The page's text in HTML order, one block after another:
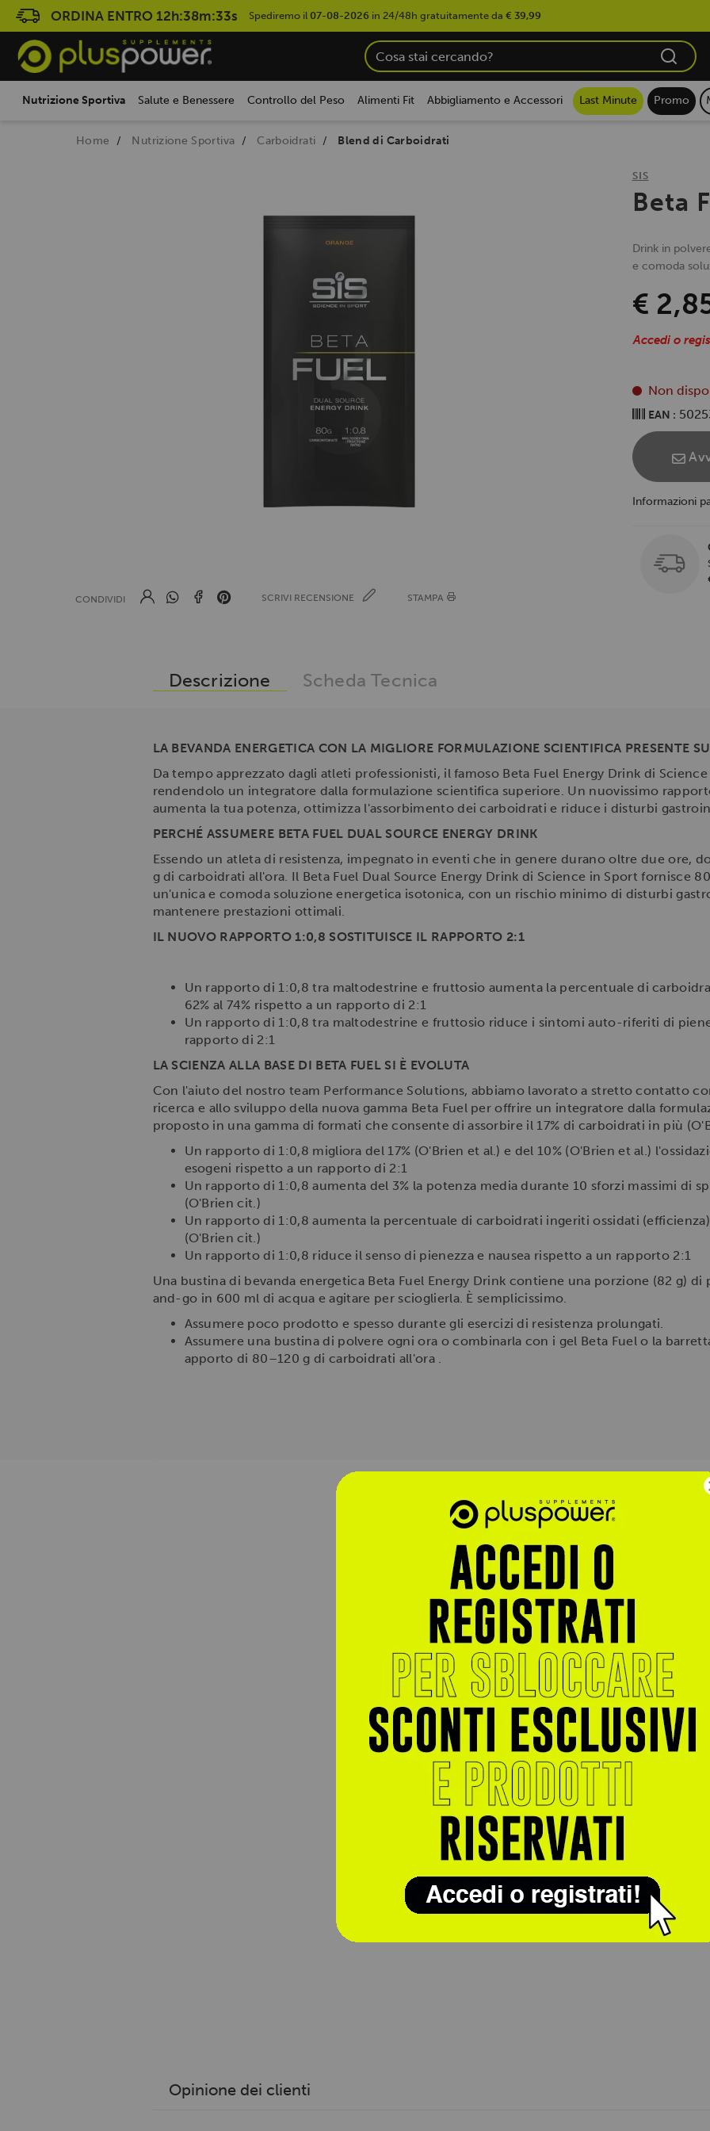
ORDINA ENTRO 12h:38m:32s Spediremo il 07-08-2026 in 24/48h gratuitamente da € 39,99
Nutrizione Sportiva Salute e Benessere Controllo del Peso Alimenti Fit Abbigliamento e Accessori Last Minute Promo
Home Nutrizione Sportiva Carboidrati Blend di Carboidrati
CONDIVIDI SCRIVI RECENSIONE STAMPA
SIS
Beta
Drink in
e comoda
€
Accedi o
Non
EAN :
Informazioni
Descrizione Scheda Tecnica
LA BEVANDA ENERGETICA CON LA MIGLIORE FORMULAZIONE SCIENTIFICA PRESENTE
Da tempo apprezzato dagli atleti professionisti, il famoso Beta Fuel Energy Drink di
rendendolo un integratore dalla formulazione scientifica superiore. Un nuovissimo
aumenta la tua potenza, ottimizza l'assorbimento dei carboidrati e riduce i disturbi
PERCHÉ ASSUMERE BETA FUEL DUAL SOURCE ENERGY DRINK
Essendo un atleta di resistenza, impegnato in eventi che in genere durano oltre due ore,
g di carboidrati all'ora. Il Beta Fuel Dual Source Energy Drink di Science in Sport fornisce
un'unica e comoda soluzione energetica isotonica, con un rischio minimo di disturbi
mantenere prestazioni ottimali.
IL NUOVO RAPPORTO 1:0,8 SOSTITUISCE IL RAPPORTO 2:1
Un rapporto di 1:0,8 tra maltodestrine e fruttosio aumenta la percentuale di
62% al 74% rispetto a un rapporto di 2:1
Un rapporto di 1:0,8 tra maltodestrine e fruttosio riduce i sintomi auto-riferiti di
rapporto di 2:1
LA SCIENZA ALLA BASE DI BETA FUEL SI È EVOLUTA
Con l'aiuto del nostro team Performance Solutions, abbiamo lavorato a stretto contatto
ricerca e allo sviluppo della nuova gamma Beta Fuel per offrire un integratore dalla
proposto in una gamma di formati che consente di assorbire il 17% di carboidrati in più
Un rapporto di 1:0,8 migliora del 17% (O'Brien et al.) e del 10% (O'Brien et al.)
esogeni rispetto a un rapporto di 2:1
Un rapporto di 1:0,8 aumenta del 3% la potenza media durante 10 sforzi massimi di
(O'Brien cit.)
Un rapporto di 1:0,8 aumenta la percentuale di carboidrati ingeriti ossidati (efficienza)
(O'Brien cit.)
Un rapporto di 1:0,8 riduce il senso di pienezza e nausea rispetto a un rapporto 2:1
Una bustina di bevanda energetica Beta Fuel Energy Drink contiene una porzione (82 g)
and-go in 600 ml di acqua e agitare per scioglierla. È semplicissimo.
Assumere poco prodotto e spesso durante gli esercizi di resistenza prolungati.
Assumere una bustina di polvere ogni ora o combinarla con i gel Beta Fuel o la
apporto di 80–120 g di carboidrati all'ora .
Opinione dei clienti